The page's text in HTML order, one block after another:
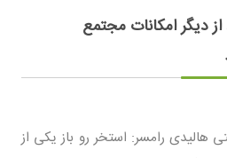
دیگر امکانات مجتمع
هالیدی رامسر: استخر رو باز یکی از